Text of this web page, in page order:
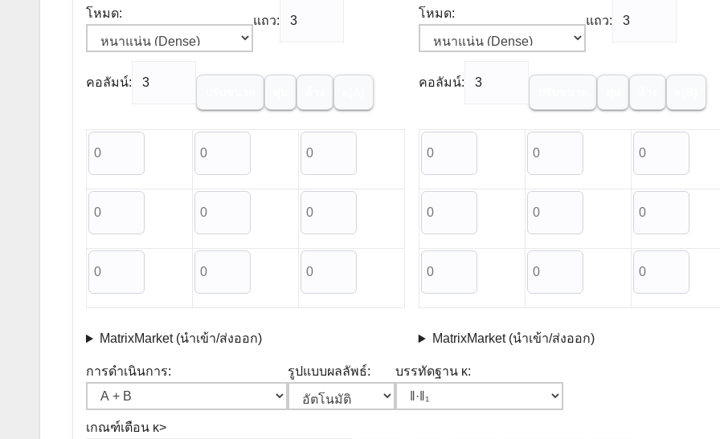
โหมด:
แถว:
คอลัมน์:
MatrixMarket (นำเข้า/ส่งออก)
โหมด:
แถว:
คอลัมน์:
MatrixMarket (นำเข้า/ส่งออก)
การดำเนินการ: รูปแบบผลลัพธ์: บรรทัดฐาน κ:
เกณฑ์เตือน κ>